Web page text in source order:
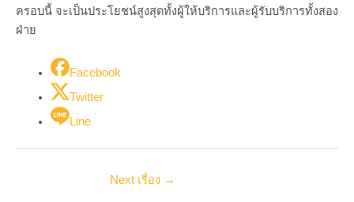
ครอบนี้ จะเป็นประโยชน์สูงสุดทั้งผู้ให้บริการและผู้รับบริการทั้งสอง
ฝ่าย
Facebook
Twitter
Line
Next เรื่อง →